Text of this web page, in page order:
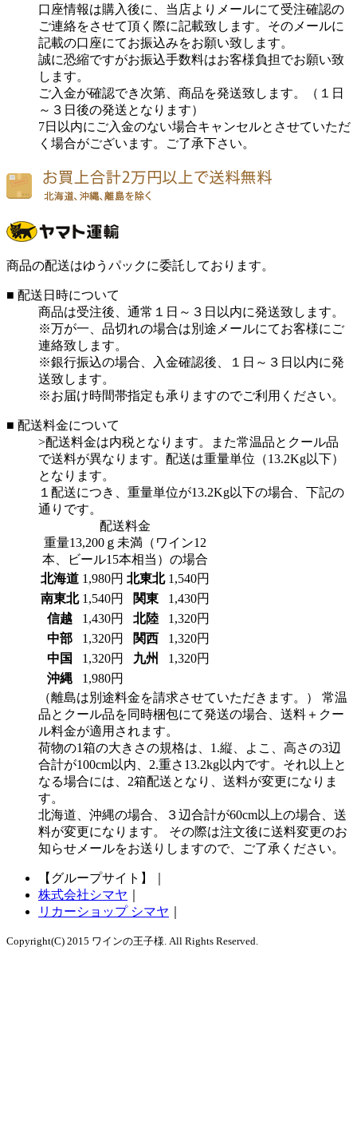
口座情報は購入後に、当店よりメールにて受注確認の
ご連絡をさせて頂く際に記載致します。そのメールに
記載の口座にてお振込みをお願い致します。
誠に恐縮ですがお振込手数料はお客様負担でお願い致
します。
ご入金が確認でき次第、商品を発送致します。（１日
～３日後の発送となります）
7日以内にご入金のない場合キャンセルとさせていただ
く場合がございます。ご了承下さい。
商品の配送はゆうパックに委託しております。
■ 配送日時について
商品は受注後、通常１日～３日以内に発送致します。
※万が一、品切れの場合は別途メールにてお客様にご
連絡致します。
※銀行振込の場合、入金確認後、１日～３日以内に発
送致します。
※お届け時間帯指定も承りますのでご利用ください。
■ 配送料金について
>配送料金は内税となります。また常温品とクール品
で送料が異なります。配送は重量単位（13.2Kg以下）
となります。
１配送につき、重量単位が13.2Kg以下の場合、下記の
通りです。
配送料金
重量13,200ｇ未満（ワイン12
本、ビール15本相当）の場合
北海道 1,980円 北東北 1,540円
南東北 1,540円 関東
1,430円
信越
1,430円 北陸
1,320円
中部
1,320円 関西
1,320円
中国
1,320円 九州
1,320円
沖縄
1,980円
（離島は別途料金を請求させていただきます。）
常温
品とクール品を同時梱包にて発送の場合、送料＋クー
ル料金が適用されます。
荷物の1箱の大きさの規格は、1.縦、よこ、高さの3辺
合計が100cm以内、2.重さ13.2kg以内です。それ以上と
なる場合には、2箱配送となり、送料が変更になりま
す。
北海道、沖縄の場合、３辺合計が60cm以上の場合、送
料が変更になります。 その際は注文後に送料変更のお
知らせメールをお送りしますので、ご了承ください。
【グループサイト】
株式会社シマヤ
リカーショップ シマヤ
Copyright(C) 2015 ワインの王子様. All Rights Reserved.